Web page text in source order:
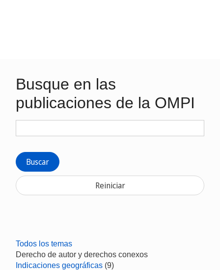
Busque en las
publicaciones de la OMPI
Buscar
Reiniciar
Todos los temas
Derecho de autor y derechos conexos
Indicaciones geográficas (9)